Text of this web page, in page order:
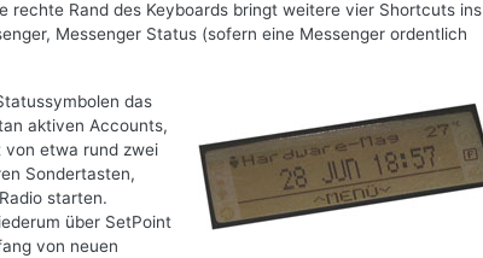
rechte Rand des Keyboards bringt weitere vier Shortcuts ins
Messenger Status (sofern eine Messenger ordentlich
das
aktiven Accounts,
von etwa rund zwei
Sondertasten,
starten.
über SetPoint
von neuen